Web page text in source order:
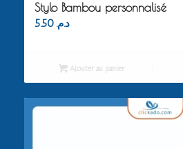
Stylo Bambou personnalisé
د.م. 5.50
Ajouter au panier